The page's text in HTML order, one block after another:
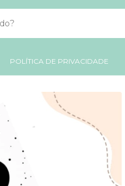
POLÍTICA DE PRIVACIDADE